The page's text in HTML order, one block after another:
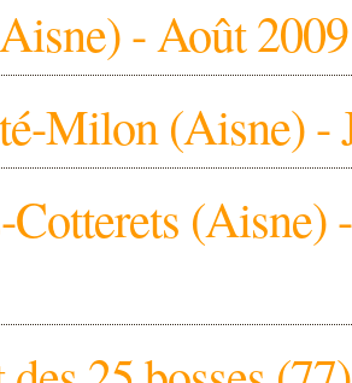
- Août
Milon (Aisne) -
(Aisne)